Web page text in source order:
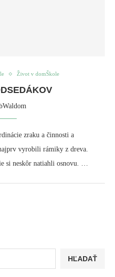
Život v domŠkole
zraku a činnosti a
vyrobili rámiky z dreva.
si neskôr natiahli osnovu. …
HĽADAŤ